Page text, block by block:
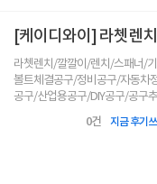
[케이디와이] 라쳇렌
라쳇렌치/깔깔이/렌치/스패너/
볼트체결공구/정비공구/자동차
공구/산업용공구/DIY공구/공구
0건 지금 후기